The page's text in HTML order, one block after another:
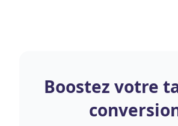
Boostez votre